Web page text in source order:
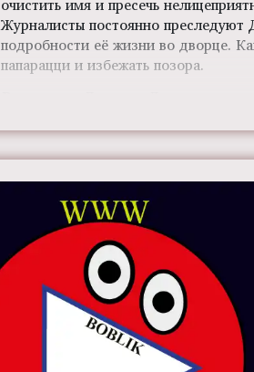
Журналисты постоянно преследуют
подробности её жизни во дворце.
папарацци и избежать позора.
Харрис, Мэтт Смит, Джереми
Бонэм Картер, Джейн Лапотейр и
хорошем HD качестве, на телефоне,
на сайте - tvcrown.ru.